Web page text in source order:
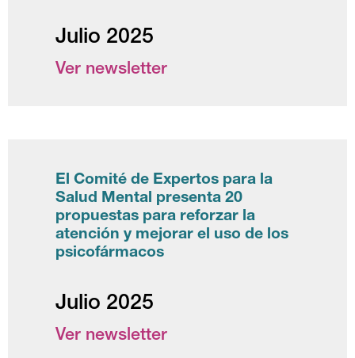
Julio 2025
Ver newsletter
El Comité de Expertos para la
Salud Mental presenta 20
propuestas para reforzar la
atención y mejorar el uso de los
psicofármacos
Julio 2025
Ver newsletter